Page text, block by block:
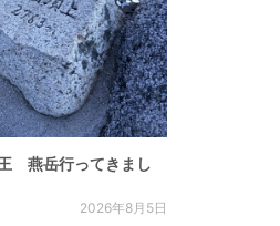
燕岳行ってきまし
2026年8月5日